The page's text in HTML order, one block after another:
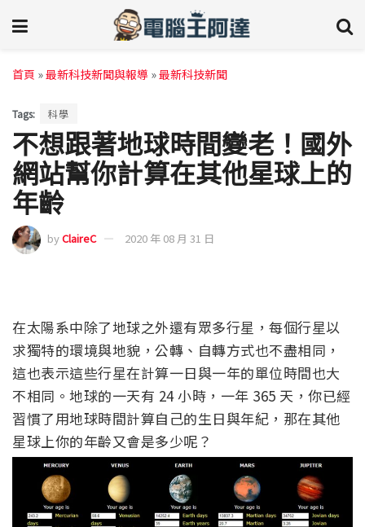
首頁 »最新科技新聞與報導 »最新科技新聞
Tags: 科學
不想跟著地球時間變老！國外
網站幫你計算在其他星球上的
年齡
byClaireC 2020 年 08 月 31 日
在太陽系中除了地球之外還有眾多行星，每個行星以
求獨特的環境與地貌，公轉、自轉方式也不盡相同，
這也表示這些行星在計算一日與一年的單位時間也大
不相同。地球的一天有 24 小時，一年 365 天，你已經
習慣了用地球時間計算自己的生日與年紀，那在其他
星球上你的年齡又會是多少呢？